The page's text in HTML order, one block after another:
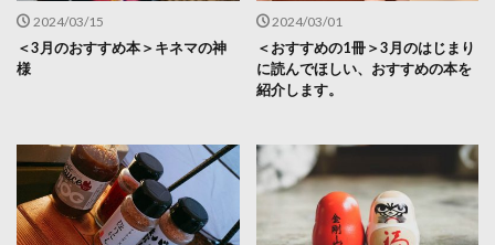
2024/03/15
＜3月のおすすめ本＞キネマの神
様
2024/03/01
＜おすすめの1冊＞3月のはじまり
に読んでほしい、おすすめの本を
紹介します。